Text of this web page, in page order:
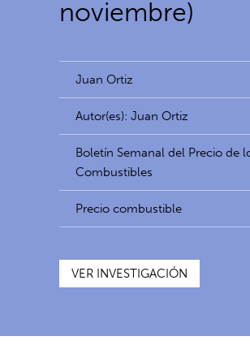
noviembre)
Juan Ortiz
Autor(es): Juan Ortiz
Boletín Semanal del Precio de
Combustibles
Precio combustible
VER INVESTIGACIÓN